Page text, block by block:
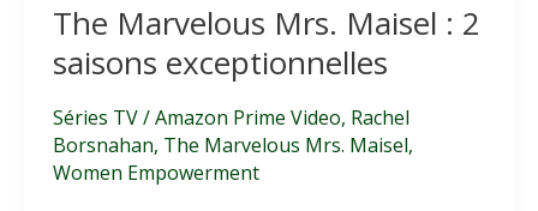
The Marvelous Mrs. Maisel : 2
saisons exceptionnelles
Séries TV/Amazon Prime Video, Rachel
Borsnahan, The Marvelous Mrs. Maisel,
Women Empowerment